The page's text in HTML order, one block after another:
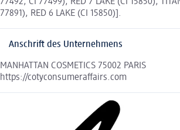
77492, CI 77499), RED 7 LAKE (CI 15850),
77891), RED 6 LAKE (CI 15850)].
Anschrift des Unternehmens
MANHATTAN COSMETICS 75002 PARIS
https://cotyconsumeraffairs.com